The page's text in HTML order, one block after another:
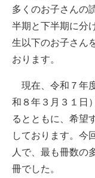
多くのお子さんの
半期と下半期に分
生以下のお子さん
おります。
現在、令和７年
和８年３月３１日
るとともに、希望
しております。今
人で、最も冊数の
冊でした。